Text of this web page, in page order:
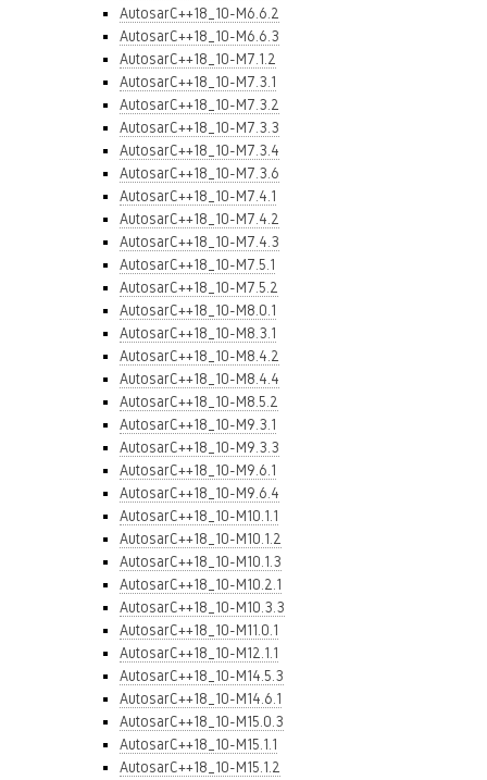
AutosarC++18_10-M6.6.2
AutosarC++18_10-M6.6.3
AutosarC++18_10-M7.1.2
AutosarC++18_10-M7.3.1
AutosarC++18_10-M7.3.2
AutosarC++18_10-M7.3.3
AutosarC++18_10-M7.3.4
AutosarC++18_10-M7.3.6
AutosarC++18_10-M7.4.1
AutosarC++18_10-M7.4.2
AutosarC++18_10-M7.4.3
AutosarC++18_10-M7.5.1
AutosarC++18_10-M7.5.2
AutosarC++18_10-M8.0.1
AutosarC++18_10-M8.3.1
AutosarC++18_10-M8.4.2
AutosarC++18_10-M8.4.4
AutosarC++18_10-M8.5.2
AutosarC++18_10-M9.3.1
AutosarC++18_10-M9.3.3
AutosarC++18_10-M9.6.1
AutosarC++18_10-M9.6.4
AutosarC++18_10-M10.1.1
AutosarC++18_10-M10.1.2
AutosarC++18_10-M10.1.3
AutosarC++18_10-M10.2.1
AutosarC++18_10-M10.3.3
AutosarC++18_10-M11.0.1
AutosarC++18_10-M12.1.1
AutosarC++18_10-M14.5.3
AutosarC++18_10-M14.6.1
AutosarC++18_10-M15.0.3
AutosarC++18_10-M15.1.1
AutosarC++18_10-M15.1.2